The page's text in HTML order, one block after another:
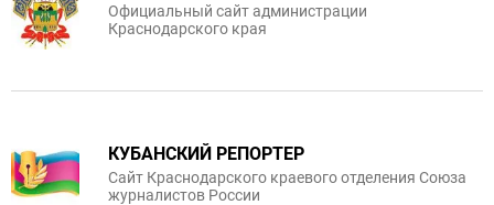
Официальный сайт администрации
Краснодарского края
КУБАНСКИЙ РЕПОРТЕР
Сайт Краснодарского краевого отделения Союза
журналистов России